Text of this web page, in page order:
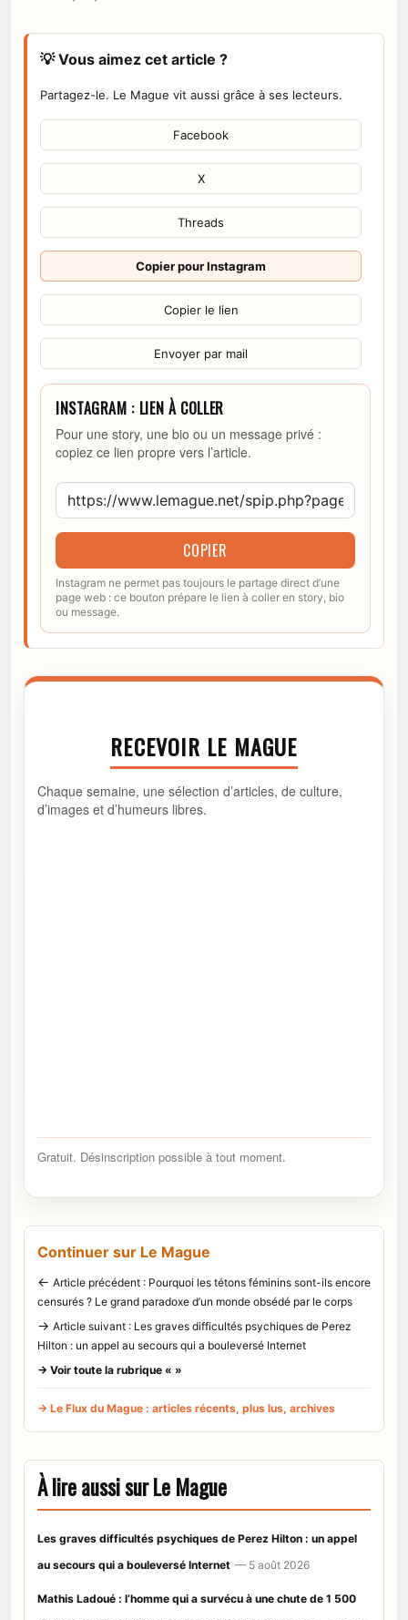
💡 Vous aimez cet article ?
Partagez-le. Le Mague vit aussi grâce à ses lecteurs.
Facebook
X
Threads
Copier pour Instagram
Copier le lien
Envoyer par mail
INSTAGRAM : LIEN À COLLER
Pour une story, une bio ou un message privé :
copiez ce lien propre vers l’article.
COPIER
Instagram ne permet pas toujours le partage direct d’une
page web : ce bouton prépare le lien à coller en story, bio
ou message.
RECEVOIR LE MAGUE
Chaque semaine, une sélection d’articles, de culture,
d’images et d’humeurs libres.
Gratuit. Désinscription possible à tout moment.
Continuer sur Le Mague
← Article précédent : Pourquoi les tétons féminins sont-ils encore
censurés ? Le grand paradoxe d’un monde obsédé par le corps
→ Article suivant : Les graves difficultés psychiques de Perez
Hilton : un appel au secours qui a bouleversé Internet
→ Voir toute la rubrique « »
→ Le Flux du Mague : articles récents, plus lus, archives
À lire aussi sur Le Mague
Les graves difficultés psychiques de Perez Hilton : un appel
au secours qui a bouleversé Internet — 5 août 2026
Mathis Ladoué : l’homme qui a survécu à une chute de 1 500